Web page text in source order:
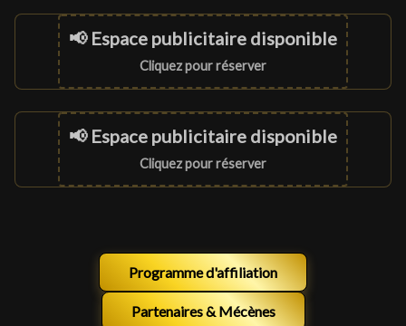
📢 Espace publicitaire disponible
Cliquez pour réserver
📢 Espace publicitaire disponible
Cliquez pour réserver
Programme d'affiliation
Partenaires & Mécènes